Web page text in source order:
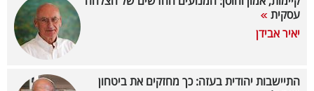
מינויים
רכב
עסקית
יאיר אבידן
התיישבות יהודית בעזה: כך מחזקים את ביטחון